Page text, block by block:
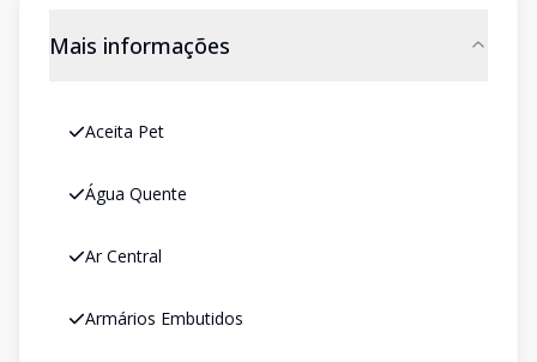
Mais informações
Aceita Pet
Água Quente
Ar Central
Armários Embutidos